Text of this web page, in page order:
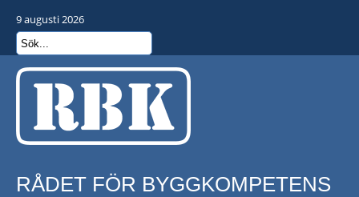
9 augusti 2026
RÅDET FÖR BYGGKOMPETENS